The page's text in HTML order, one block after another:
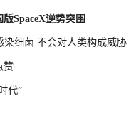
SpaceX逆势突围
细菌 不会对人类构成威胁
赞
代”